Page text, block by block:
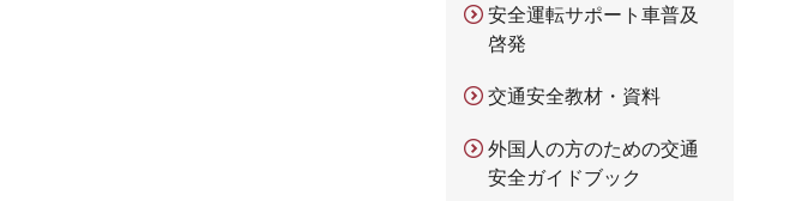
安全運転サポート車普及
啓発
交通安全教材・資料
外国人の方のための交通
安全ガイドブック